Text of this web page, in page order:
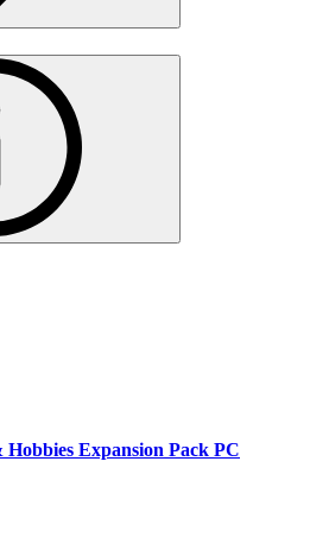
Hobbies Expansion Pack PC